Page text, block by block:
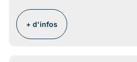
+ d'infos